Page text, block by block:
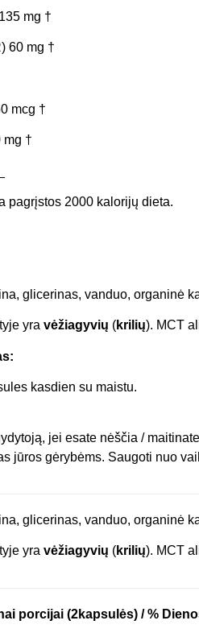
mg †
60 mg †
mcg †
mg †
pagrįstos 2000 kalorijų dieta.
glicerinas, vanduo, organinė
yra vėžiagyvių (krilių). MCT
kasdien su maistu.
jei esate nėščia /
jūros gėrybėms. Saugoti nuo
glicerinas, vanduo, organinė
yra vėžiagyvių (krilių). MCT
porcijai (2kapsulės) / %